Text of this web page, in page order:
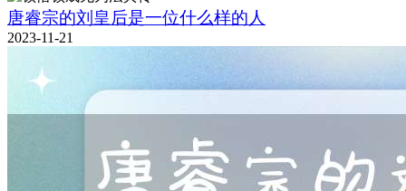
唐睿宗的刘皇后是一位什么样的人
2023-11-21